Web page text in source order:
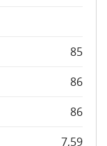
85
86
86
7,59